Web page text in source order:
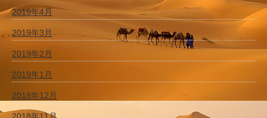
2019年4月
2019年3月
2019年2月
2019年1月
2018年12月